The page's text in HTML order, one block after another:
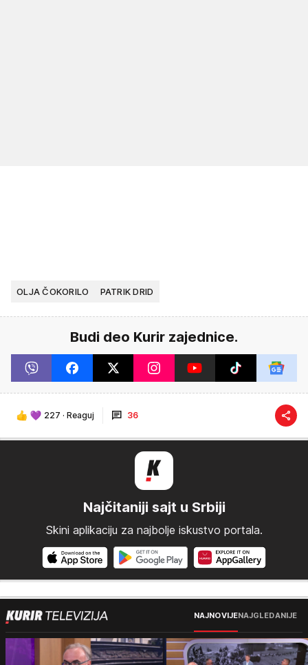
OLJA ČOKORILO PATRIK DRID
Budi deo Kurir zajednice.
227 · Reaguj 36
Najčitaniji sajt u Srbiji
Skini aplikaciju za najbolje iskustvo portala.
NAJNOVIJENAJGLEDANIJE